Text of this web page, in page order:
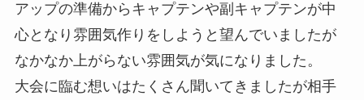
アップの準備からキャプテンや副キャプテンが中
心となり雰囲気作りをしようと望んでいましたが
なかなか上がらない雰囲気が気になりました。
大会に臨む想いはたくさん聞いてきましたが相手